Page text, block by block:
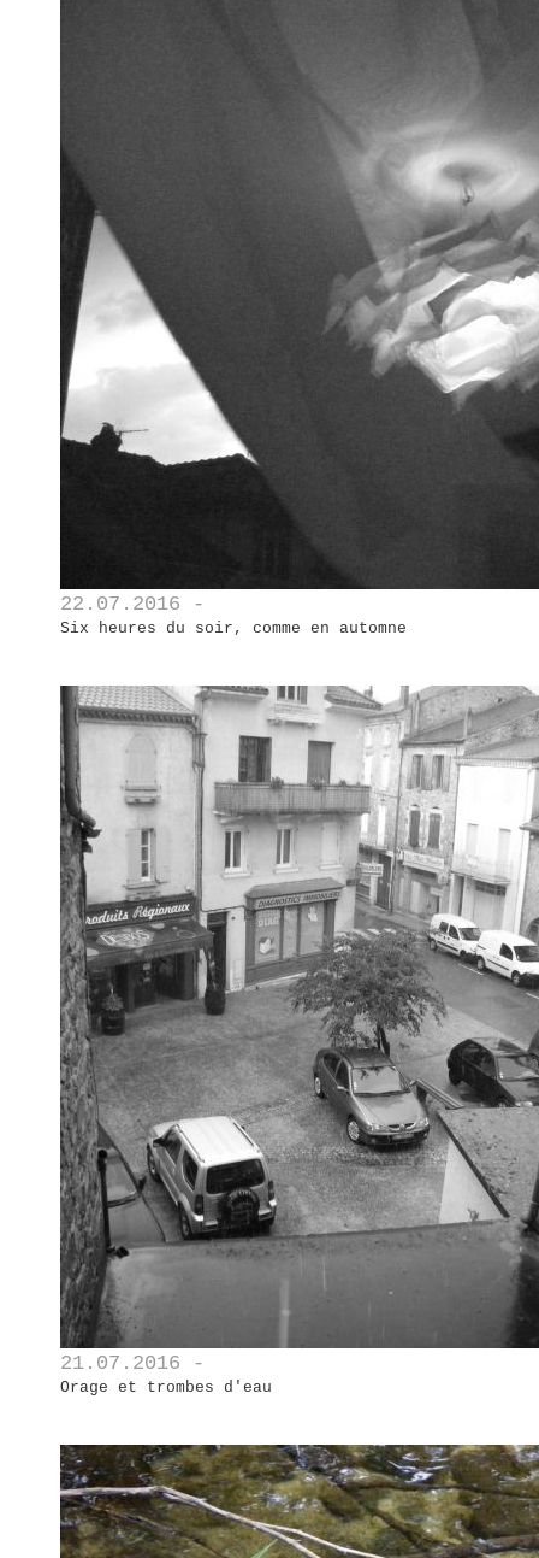
22.07.2016 -
Six heures du soir, comme en automne
21.07.2016 -
Orage et trombes d'eau